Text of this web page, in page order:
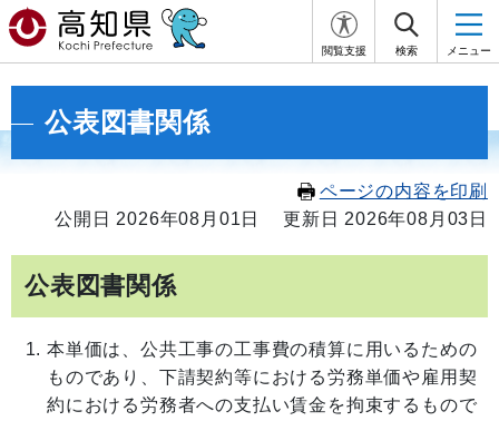
閲覧支援 検索 メニュー
公表図書関係
ページの内容を印刷
公開日 2026年08月01日
更新日 2026年08月03日
公表図書関係
本単価は、公共工事の工事費の積算に用いるための
ものであり、下請契約等における労務単価や雇用契
約における労務者への支払い賃金を拘束するもので